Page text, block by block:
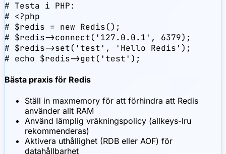
# Testa i PHP:
# <?php
# $redis = new Redis();
# $redis->connect('127.0.0.1', 6379);
# $redis->set('test', 'Hello Redis');
# echo $redis->get('test');
Bästa praxis för Redis
Ställ in maxmemory för att förhindra att Redis
använder allt RAM
Använd lämplig vräkningspolicy (allkeys-lru
rekommenderas)
Aktivera uthållighet (RDB eller AOF) för
datahållbarhet